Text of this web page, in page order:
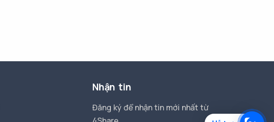
Nhận tin
Đăng ký để nhận tin mới nhất từ